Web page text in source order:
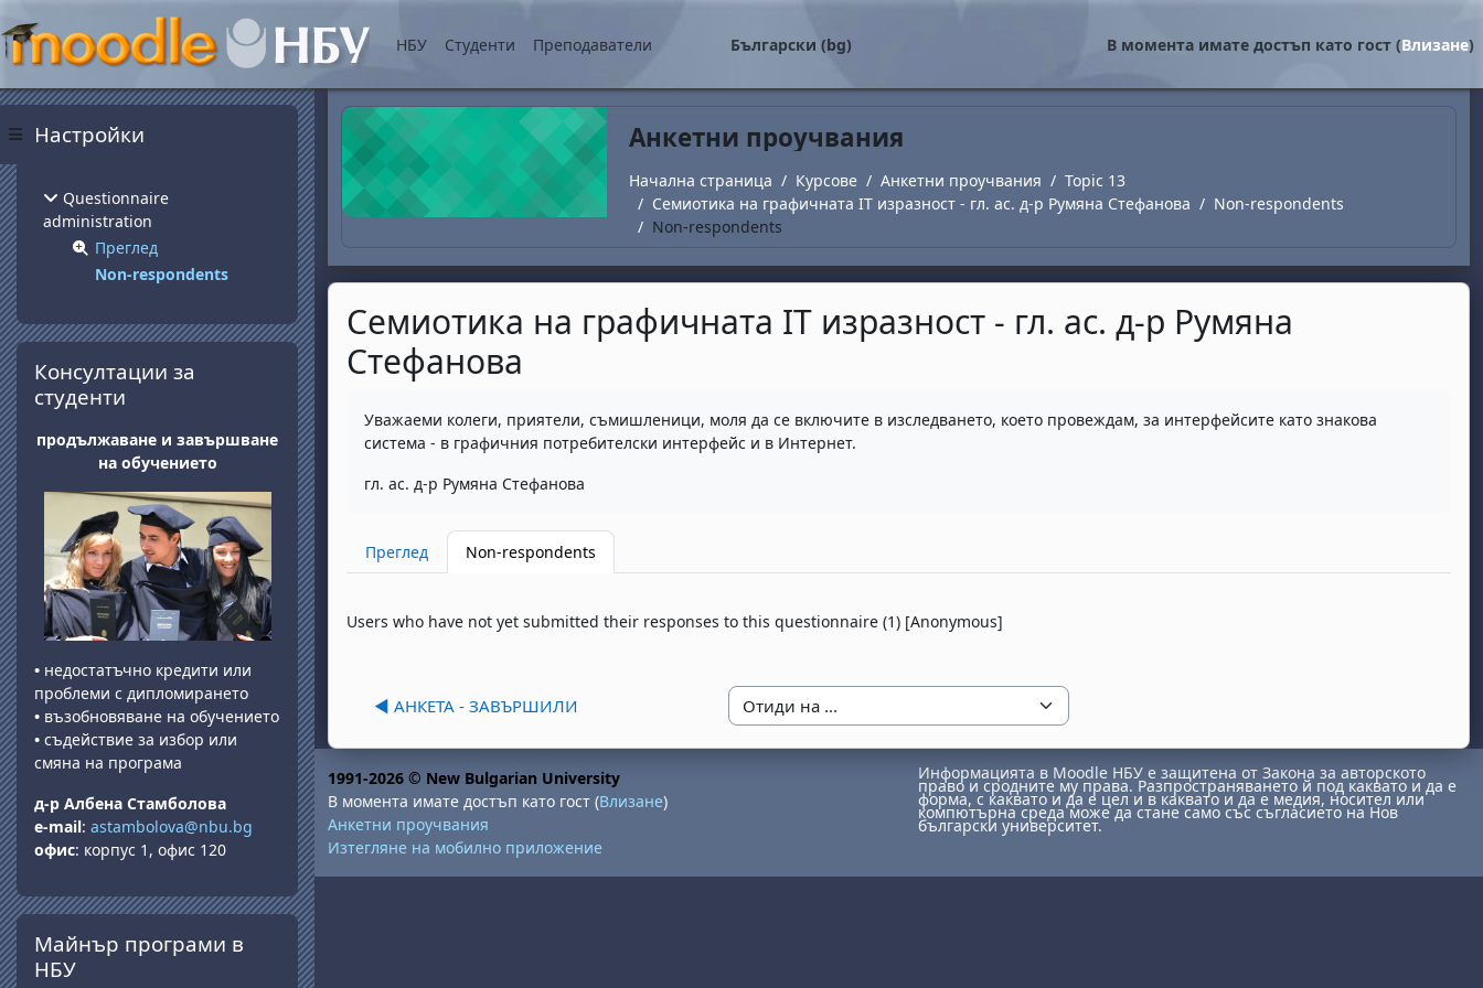
Прескочи на основното съдържание
Страничен панел
НБУ Студенти Преподаватели Български ‎(bg)‎ В момента имате достъп като гост (Влизане)
Анкетни проучвания
Начална страница Курсове Анкетни проучвания
Topic 13
Семиотика на графичната IT изразност - гл. ас. д-р Румяна Стефанова
Non-respondents
Non-respondents
Семиотика на графичната IT изразност - гл. ас. д-р Румяна
Стефанова
Уважаеми колеги, приятели, съмишленици, моля да се включите в изследването, което провеждам, за интерфейсите като знакова
система - в графичния потребителски интерфейс и в Интернет.
гл. ас. д-р Румяна Стефанова
Преглед Non-respondents
Users who have not yet submitted their responses to this questionnaire (1) [Anonymous]
◀︎ АНКЕТА - ЗАВЪРШИЛИ
Блокове
Настройки
Questionnaire
administration
Преглед
Non-respondents
Прескочи Консултации за студенти
Консултации за
студенти
продължаване и завършване
на обучението
• недостатъчно кредити или
проблеми с дипломирането
• възобновяване на обучението
• съдействие за избор или
смяна на програма
д-р Албена Стамболова
e-mail: astambolova@nbu.bg
офис: корпус 1, офис 120
Прескочи Майнър програми в НБУ
Майнър програми в
НБУ
Информацията в Moodle НБУ е защитена от Закона за авторското
право и сродните му права. Разпространяването й под каквато и да е
форма, с каквато и да е цел и в каквато и да е медия, носител или
компютърна среда може да стане само със съгласието на Нов
български университет.
1991-2026 © New Bulgarian University
В момента имате достъп като гост (Влизане)
Анкетни проучвания
Изтегляне на мобилно приложение